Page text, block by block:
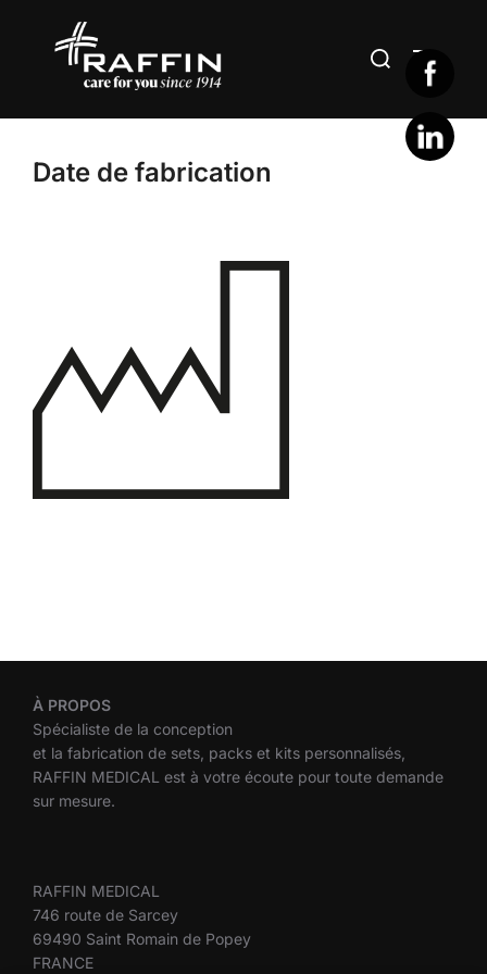
Rechercher :
Date de fabrication
À PROPOS
Spécialiste de la conception
et la fabrication de sets, packs et kits personnalisés,
RAFFIN MEDICAL est à votre écoute pour toute demande
sur mesure.
RAFFIN MEDICAL
746 route de Sarcey
69490 Saint Romain de Popey
FRANCE